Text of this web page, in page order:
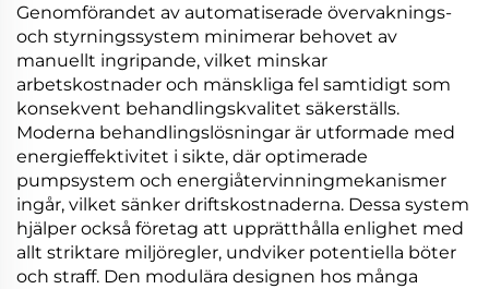
Genomförandet av automatiserade övervaknings-
och styrningssystem minimerar behovet av
manuellt ingripande, vilket minskar
arbetskostnader och mänskliga fel samtidigt som
konsekvent behandlingskvalitet säkerställs.
Moderna behandlingslösningar är utformade med
energieffektivitet i sikte, där optimerade
pumpsystem och energiåtervinningmekanismer
ingår, vilket sänker driftskostnaderna. Dessa system
hjälper också företag att upprätthålla enlighet med
allt striktare miljöregler, undviker potentiella böter
och straff. Den modulära designen hos många